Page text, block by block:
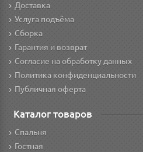
Доставка
Услуга подъёма
Сборка
Гарантия и возврат
Согласие на обработку данных
Политика конфиденциальности
Публичная оферта
Каталог товаров
Спальня
Гостная